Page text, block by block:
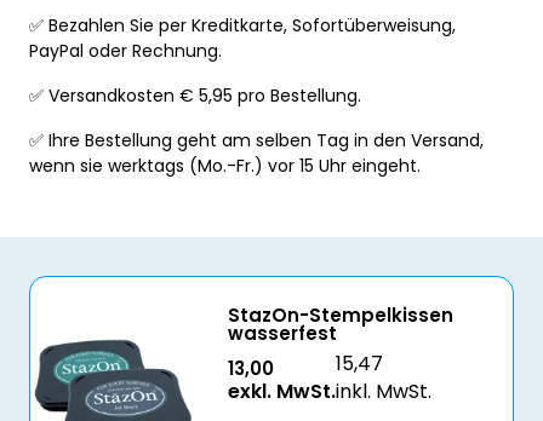
✅ Bezahlen Sie per Kreditkarte, Sofortüberweisung,
PayPal oder Rechnung.
✅ Versandkosten € 5,95 pro Bestellung.
✅ Ihre Bestellung geht am selben Tag in den Versand,
wenn sie werktags (Mo.-Fr.) vor 15 Uhr eingeht.
StazOn-Stempelkissen
wasserfest
13,00
exkl. MwSt.
15,47
inkl. MwSt.